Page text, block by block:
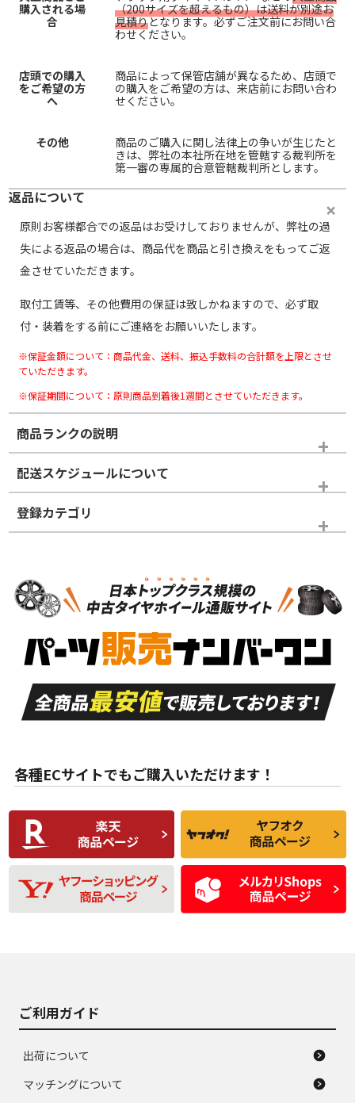
購入される場
合
（200サイズを超えるもの）は送料が別途お
見積りとなります。必ずご注文前にお問い合
わせください。
店頭での購入
をご希望の方
へ
商品によって保管店舗が異なるため、店頭で
の購入をご希望の方は、来店前にお問い合わ
せください。
その他
商品のご購入に関し法律上の争いが生じたと
きは、弊社の本社所在地を管轄する裁判所を
第一審の専属的合意管轄裁判所とします。
返品について
原則お客様都合での返品はお受けしておりませんが、弊社の過
失による返品の場合は、商品代を商品と引き換えをもってご返
金させていただきます。
取付工賃等、その他費用の保証は致しかねますので、必ず取
付・装着をする前にご連絡をお願いいたします。
※保証金額について：商品代金、送料、振込手数料の合計額を上限とさせ
ていただきます。
※保証期間について：原則商品到着後1週間とさせていただきます。
商品ランクの説明
※商品ランクは出品者の主観により判断しておりますので、あら
かじめご了承ください。
ホイールランク
S
品）
S
新車外し品（新古
付き
A
走行距離も少なく、
目立つ傷もほとんど
ない中古品
A
走行距離も少なく、
非常に状態の良い中
古品
な中古品
んどない中古品
C
比較的きれいな中古
品
C
られるが、使用に問
題のない中古品
D
使用感や目立つ傷が
あり、一般的な中古
品
D
残り溝も少なく、偏
磨耗がみられ、短期
間使用できるくらい
の中古品
配送スケジュールについて
登録カテゴリ
ホイールのみ
各種ECサイトでもご購入いただけます！
ご利用ガイド
出荷について
マッチングについて